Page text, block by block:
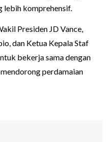
lebih komprehensif.
Presiden JD Vance,
dan Ketua Kepala Staf
bekerja sama dengan
perdamaian